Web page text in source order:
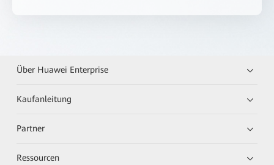
Über Huawei Enterprise
Kaufanleitung
Partner
Ressourcen